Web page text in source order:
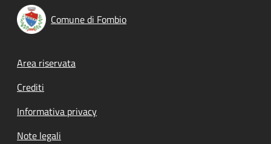
Comune di Fombio
Footer menu
Area riservata
Crediti
Informativa privacy
Note legali